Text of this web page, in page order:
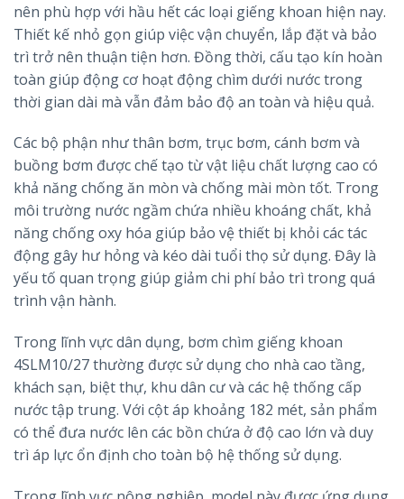
nên phù hợp với hầu hết các loại giếng khoan hiện nay.
Thiết kế nhỏ gọn giúp việc vận chuyển, lắp đặt và bảo
trì trở nên thuận tiện hơn. Đồng thời, cấu tạo kín hoàn
toàn giúp động cơ hoạt động chìm dưới nước trong
thời gian dài mà vẫn đảm bảo độ an toàn và hiệu quả.
Các bộ phận như thân bơm, trục bơm, cánh bơm và
buồng bơm được chế tạo từ vật liệu chất lượng cao có
khả năng chống ăn mòn và chống mài mòn tốt. Trong
môi trường nước ngầm chứa nhiều khoáng chất, khả
năng chống oxy hóa giúp bảo vệ thiết bị khỏi các tác
động gây hư hỏng và kéo dài tuổi thọ sử dụng. Đây là
yếu tố quan trọng giúp giảm chi phí bảo trì trong quá
trình vận hành.
Trong lĩnh vực dân dụng, bơm chìm giếng khoan
4SLM10/27 thường được sử dụng cho nhà cao tầng,
khách sạn, biệt thự, khu dân cư và các hệ thống cấp
nước tập trung. Với cột áp khoảng 182 mét, sản phẩm
có thể đưa nước lên các bồn chứa ở độ cao lớn và duy
trì áp lực ổn định cho toàn bộ hệ thống sử dụng.